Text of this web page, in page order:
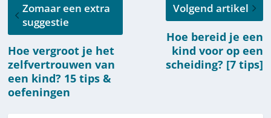
Zomaar een extra
suggestie
Hoe vergroot je het
zelfvertrouwen van
een kind? 15 tips &
oefeningen
Volgend artikel
Hoe bereid je een
kind voor op een
scheiding? [7 tips]